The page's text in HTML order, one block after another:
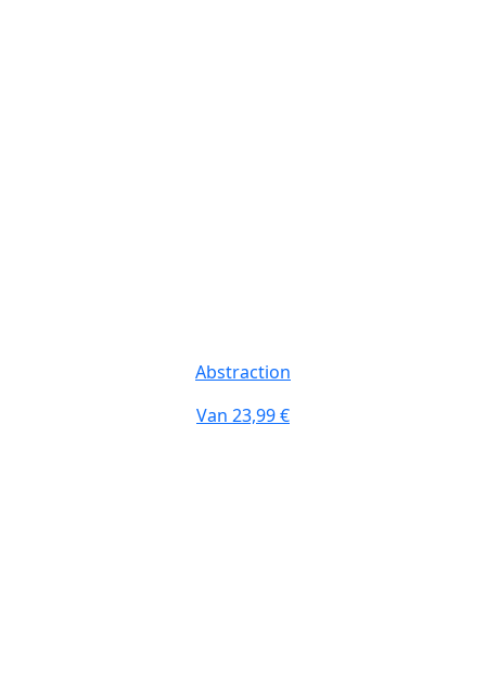
Abstraction
Van 23,99 €